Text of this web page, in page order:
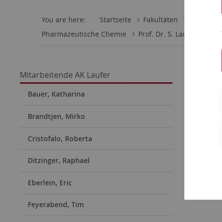
You are here: Startseite Fakultäten
Pharmazeutische Chemie
Prof. Dr. S. Laufer
Mitarbeitende AK Laufer
Bauer, Katharina
Brandtjen, Mirko
Cristofalo, Roberta
Ditzinger, Raphael
Eberlein, Eric
Feyerabend, Tim
Telefon: